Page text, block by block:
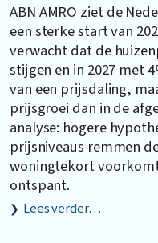
ABN AMRO ziet de
een sterke start van
verwacht dat de
stijgen en in 2027 met
van een prijsdaling,
prijsgroei dan in de
analyse: hogere
prijsniveaus remmen
woningtekort
ontspant.
Lees verder…